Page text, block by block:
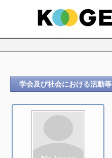
学会及び社会における活動等